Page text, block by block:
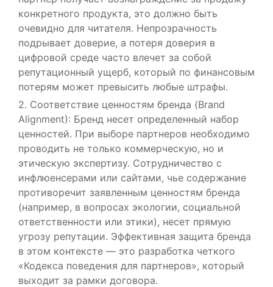
конкретного продукта, это должно быть
очевидно для читателя. Непрозрачность
подрывает доверие, а потеря доверия в
цифровой среде часто влечет за собой
репутационный ущерб, который по финансовым
потерям может превысить любые штрафы.
2. Соответствие ценностям бренда (Brand
Alignment): Бренд несет определенный набор
ценностей. При выборе партнеров необходимо
проводить не только коммерческую, но и
этическую экспертизу. Сотрудничество с
инфлюенсерами или сайтами, чье содержание
противоречит заявленным ценностям бренда
(например, в вопросах экологии, социальной
ответственности или этики), несет прямую
угрозу репутации. Эффективная защита бренда
в этом контексте — это разработка четкого
«Кодекса поведения для партнеров», который
выходит за рамки договора.